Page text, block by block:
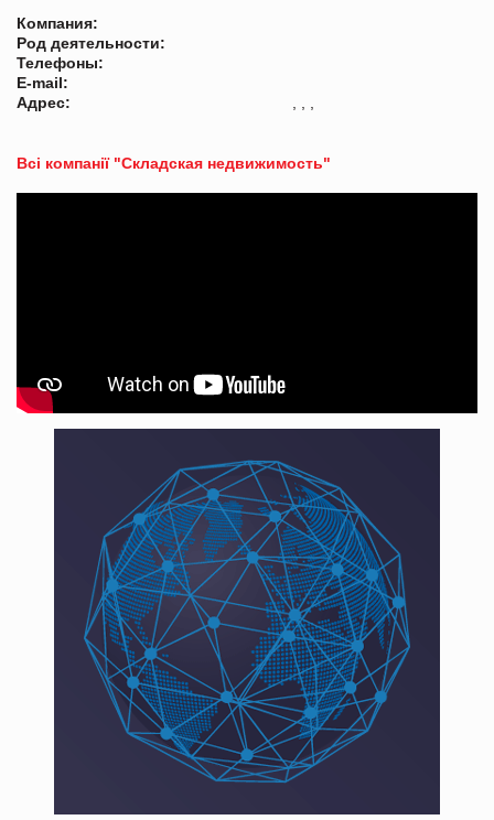
Компания:
Род деятельности:
Телефоны:
E-mail:
Адрес:
Всі компанії "Складская недвижимость"